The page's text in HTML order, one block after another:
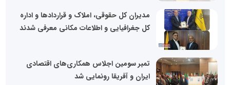
مدیران کل حقوقی، املاک و قراردادها و اداره
کل جغرافیایی و اطلاعات مکانی معرفی شدند
تمبر سومین اجلاس همکاری‌های اقتصادی
ایران و آفریقا رونمایی شد